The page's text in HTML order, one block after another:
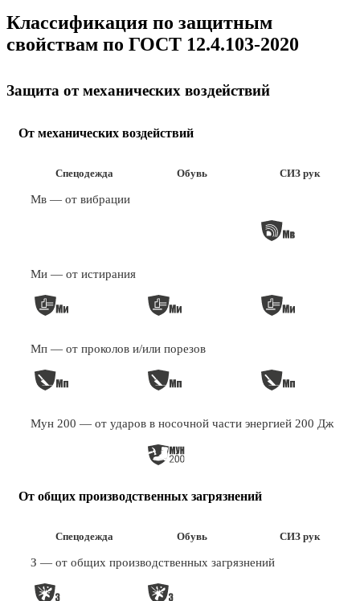
Классификация по защитным
свойствам по ГОСТ 12.4.103-2020
Защита от механических воздействий
От механических воздействий
Спецодежда Обувь СИЗ рук
Мв — от вибрации
Ми — от истирания
Мп — от проколов и/или порезов
Мун 200 — от ударов в носочной части энергией 200 Дж
От общих производственных загрязнений
Спецодежда Обувь СИЗ рук
З — от общих производственных загрязнений